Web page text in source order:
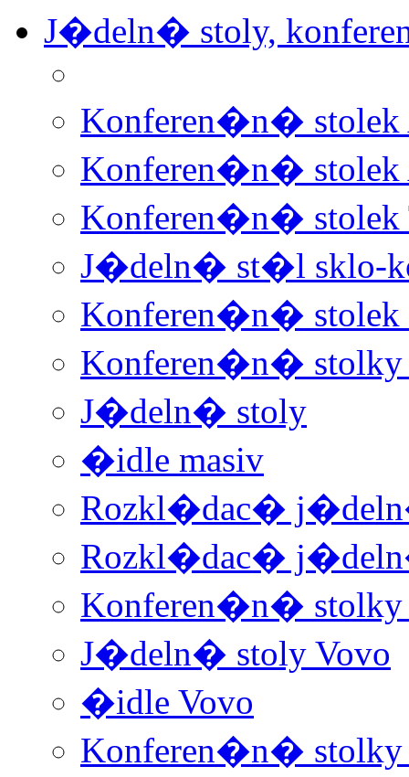
J�deln� stoly,
Konferen�n� stolek
Konferen�n� stolek
Konferen�n� stolek
J�deln� st�l sklo-
Konferen�n� stolek
Konferen�n� stolky
J�deln� stoly
�idle masiv
Rozkl�dac�
Rozkl�dac�
Konferen�n� stolky
J�deln� stoly Vovo
�idle Vovo
Konferen�n� stolky